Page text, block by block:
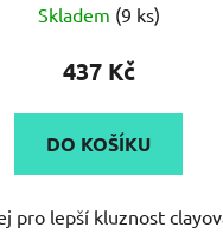
Skladem (9 ks)
437 Kč
DO KOŠÍKU
pro lepší kluznost